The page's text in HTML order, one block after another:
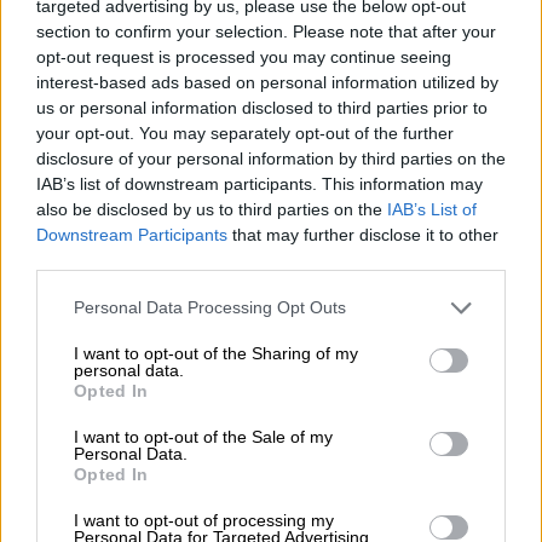
targeted advertising by us, please use the below opt-out
section to confirm your selection. Please note that after your
opt-out request is processed you may continue seeing
interest-based ads based on personal information utilized by
us or personal information disclosed to third parties prior to
your opt-out. You may separately opt-out of the further
disclosure of your personal information by third parties on the
IAB’s list of downstream participants. This information may
also be disclosed by us to third parties on the IAB’s List of
Downstream Participants that may further disclose it to other
Please note that this website/app uses one or more Google
not limited to your visit or usage behaviour. You may click to
grant or deny consent to Google and its third-party tags to
use your data for below specified purposes in below Google
consent section.
Personal Data Processing Opt Outs
I want to opt-out of the Sharing of my
personal data.
Opted In
I want to opt-out of the Sale of my
Personal Data.
Opted In
I want to opt-out of processing my
Personal Data for Targeted Advertising.
Το πρωινό έχει και…«Πιτζάμα party».Ο
Νίκος Γεωργιάδης
επισκέπτεται celebrities στο σπίτι τους, ως
φιλοξενούμενός τους για ένα βράδυ. Θα
κουβεντιάσουν για όλα, θα μοιραστούν
ιστορίες, θα μαγειρέψουν μαζί, ενώ ο
οικοδεσπότης θα πρέπει να υποβάλει τον